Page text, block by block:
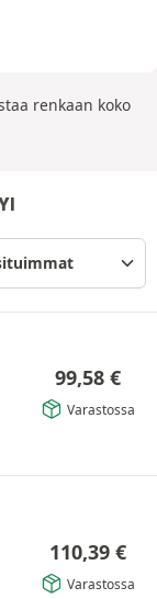
renkaan koko
99,58 €
Varastossa
110,39 €
Varastossa